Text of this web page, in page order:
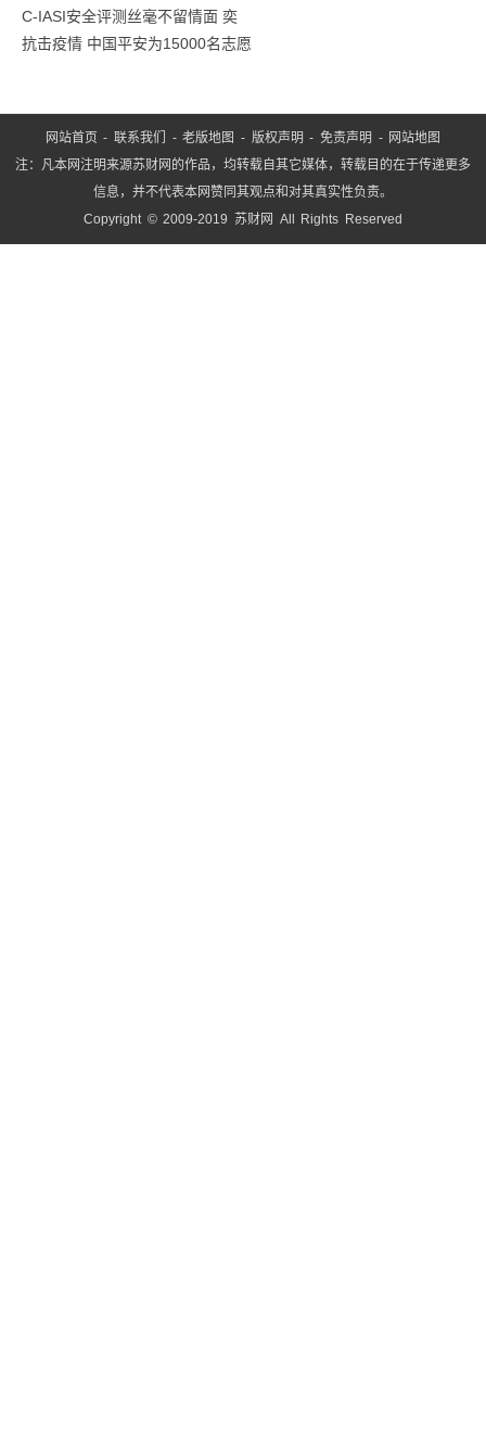
联
网
C-IASI安全评测丝毫不留情面 奕
抗击疫情 中国平安为15000名志愿
网站首页 - 联系我们 -老版地图 - 版权声明 -免责声明 - 网站地图
注：凡本网注明来源苏财网的作品，均转载自其它媒体，转载目的在于传递更多
信息，并不代表本网赞同其观点和对其真实性负责。
Copyright © 2009-2019 苏财网 All Rights Reserved